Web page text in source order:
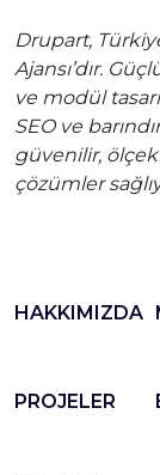
Drupart,
Ajansı’dır.
ve modül
SEO ve
güvenilir,
çözümler
HAKKIMIZDA
PROJELER